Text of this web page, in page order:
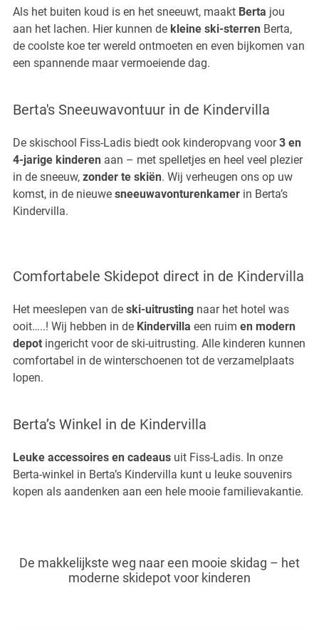
Als het buiten koud is en het sneeuwt, maakt Berta jou
aan het lachen. Hier kunnen de kleine ski-sterren Berta,
de coolste koe ter wereld ontmoeten en even bijkomen van
een spannende maar vermoeiende dag.
Berta's Sneeuwavontuur in de Kindervilla
De skischool Fiss-Ladis biedt ook kinderopvang voor3 en
4-jarige kinderen aan – met spelletjes en heel veel plezier
in de sneeuw,zonder te skiën. Wij verheugen ons op uw
komst, in de nieuwesneeuwavonturenkamer in Berta’s
Kindervilla.
Comfortabele Skidepot direct in de Kindervilla
Het meeslepen van deski-uitrusting naar het hotel was
ooit…..! Wij hebben in de Kindervilla een ruimen modern
depot ingericht voor de ski-uitrusting. Alle kinderen kunnen
comfortabel in de winterschoenen tot de verzamelplaats
lopen.
Berta’s Winkel in de Kindervilla
Leuke accessoires en cadeaus uit Fiss-Ladis. In onze
Berta-winkel in Berta’s Kindervilla kunt u leuke souvenirs
kopen als aandenken aan een hele mooie familievakantie.
De makkelijkste weg naar een mooie skidag – het
moderne skidepot voor kinderen